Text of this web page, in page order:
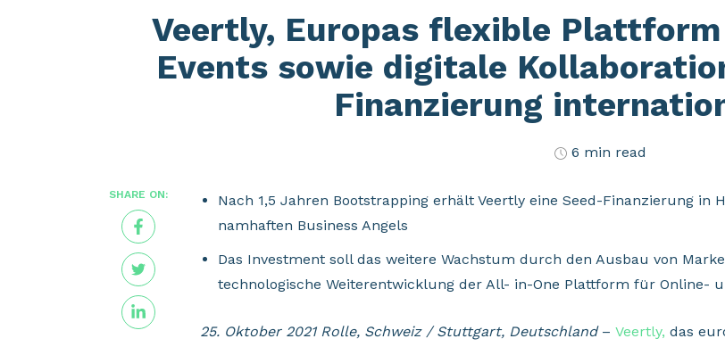
Veertly, Europas flexible
Events sowie digitale
Finanzierung
6 min read
SHARE ON:
Nach 1,5 Jahren Bootstrapping erhält Veertly eine Seed-Finanzierung in
namhaften Business Angels
Das Investment soll das weitere Wachstum durch den Ausbau von
technologische Weiterentwicklung der All- in-One Plattform für Online-
25. Oktober 2021 Rolle, Schweiz / Stuttgart, Deutschland– Veertly, das